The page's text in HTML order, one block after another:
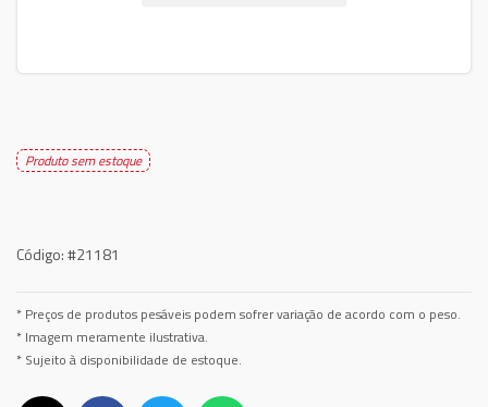
Produto sem estoque
Código:#21181
* Preços de produtos pesáveis podem sofrer variação de acordo com o peso.
* Imagem meramente ilustrativa.
* Sujeito à disponibilidade de estoque.